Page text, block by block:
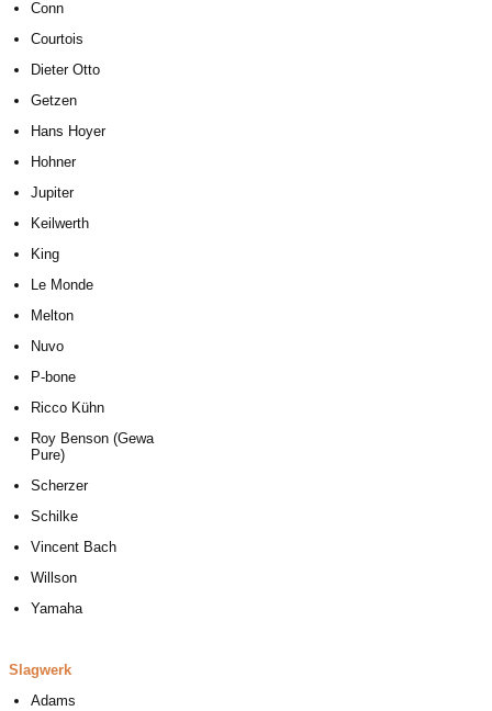
Conn
Courtois
Dieter Otto
Getzen
Hans Hoyer
Hohner
Jupiter
Keilwerth
King
Le Monde
Melton
Nuvo
P-bone
Ricco Kühn
Roy Benson (Gewa
Pure)
Scherzer
Schilke
Vincent Bach
Willson
Yamaha
Slagwerk
Adams